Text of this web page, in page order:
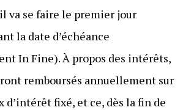
va se faire le premier jour
la date d’échéance
In Fine). À propos des intérêts,
remboursés annuellement sur
d’intérêt fixé, et ce, dès la fin de